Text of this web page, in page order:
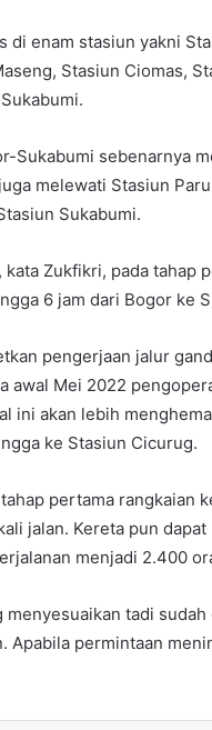
di enam stasiun yakni
Stasiun Ciomas,
Sukabumi sebenarnya
melewati Stasiun
Sukabumi.
Zukfikri, pada tahap
6 jam dari Bogor ke
pengerjaan jalur
awal Mei 2022
ini akan lebih
ke Stasiun Cicurug.
pertama rangkaian
jalan. Kereta pun
menjadi 2.400
menyesuaikan tadi
Apabila permintaan